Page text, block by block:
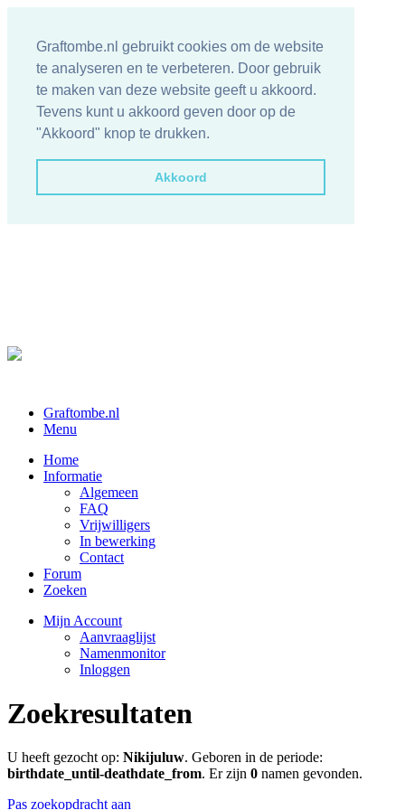
Graftombe.nl gebruikt cookies om de website
te analyseren en te verbeteren. Door gebruik
te maken van deze website geeft u akkoord.
Tevens kunt u akkoord geven door op de
"Akkoord" knop te drukken.
Akkoord
Graftombe.nl
Menu
Home
Informatie
Algemeen
FAQ
Vrijwilligers
In bewerking
Contact
Forum
Zoeken
Mijn Account
Aanvraaglijst
Namenmonitor
Inloggen
Zoekresultaten
U heeft gezocht op: Nikijuluw. Geboren in de periode:
birthdate_until-deathdate_from. Er zijn 0 namen gevonden.
Pas zoekopdracht aan